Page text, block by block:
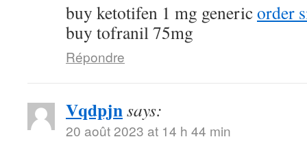
buy ketotifen 1 mg genericorder
buy tofranil 75mg
Répondre
Vqdpjnsays:
20 août 2023 at 14 h 44 min